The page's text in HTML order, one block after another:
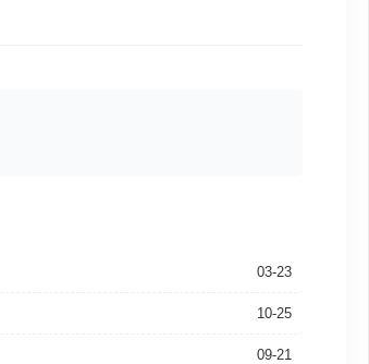
03-23
10-25
09-21